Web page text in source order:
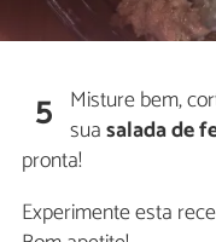
5 Misture bem,
suasalada de
pronta!
Experimente esta